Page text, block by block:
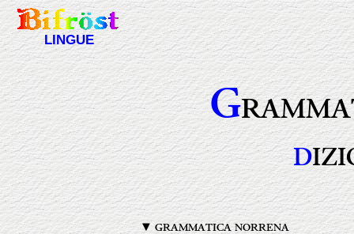
LINGUE
G
D
▼ GRAMMATICA NORRENA